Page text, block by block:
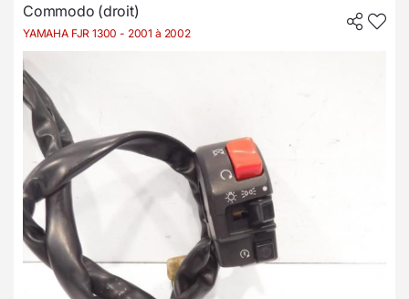
Commodo (droit)
YAMAHA FJR 1300 - 2001 à 2002